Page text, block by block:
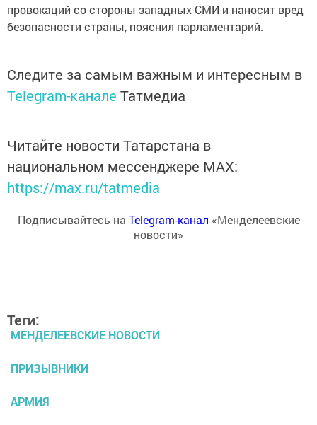
провокаций со стороны западных СМИ и наносит вред
безопасности страны, пояснил парламентарий.
Следите за самым важным и интересным в
Telegram-канале Татмедиа
Читайте новости Татарстана в
национальном мессенджере MАХ:
https://max.ru/tatmedia
Подписывайтесь на Telegram-канал «Менделеевские
новости»
Теги:
МЕНДЕЛЕЕВСКИЕ НОВОСТИ
ПРИЗЫВНИКИ
АРМИЯ